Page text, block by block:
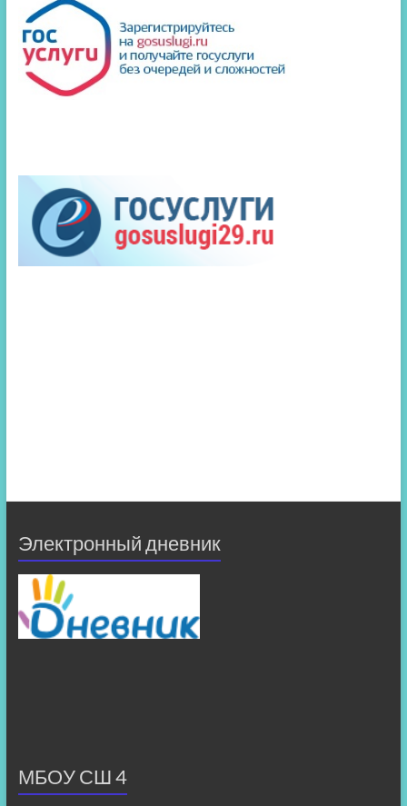
Электронный дневник
МБОУ СШ 4